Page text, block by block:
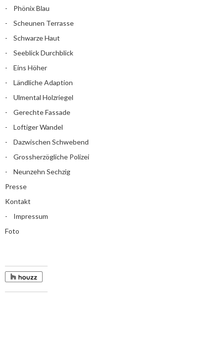
Phönix Blau
Scheunen Terrasse
Schwarze Haut
Seeblick Durchblick
Eins Höher
Ländliche Adaption
Ulmental Holzriegel
Gerechte Fassade
Loftiger Wandel
Dazwischen Schwebend
Grossherzögliche Polizei
Neunzehn Sechzig
Presse
Kontakt
Impressum
Foto